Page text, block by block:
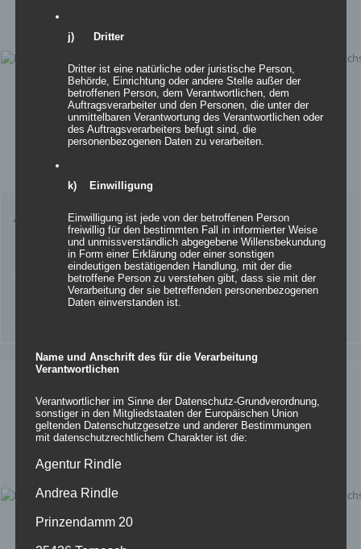
4-Punkt-Spannsegel Paris
Details
j) Dritter
Dritter ist eine natürliche oder juristische Person,
Behörde, Einrichtung oder andere Stelle außer der
betroffenen Person, dem Verantwortlichen, dem
Auftragsverarbeiter und den Personen, die unter der
unmittelbaren Verantwortung des Verantwortlichen oder
des Auftragsverarbeiters befugt sind, die
personenbezogenen Daten zu verarbeiten.
k) Einwilligung
Einwilligung ist jede von der betroffenen Person
freiwillig für den bestimmten Fall in informierter Weise
und unmissverständlich abgegebene Willensbekundung
in Form einer Erklärung oder einer sonstigen
eindeutigen bestätigenden Handlung, mit der die
betroffene Person zu verstehen gibt, dass sie mit der
Verarbeitung der sie betreffenden personenbezogenen
Daten einverstanden ist.
Name und Anschrift des für die Verarbeitung
Verantwortlichen
Verantwortlicher im Sinne der Datenschutz-Grundverordnung,
sonstiger in den Mitgliedstaaten der Europäischen Union
geltenden Datenschutzgesetze und anderer Bestimmungen
mit datenschutzrechtlichem Charakter ist die:
Agentur Rindle
Andrea Rindle
Prinzendamm 20